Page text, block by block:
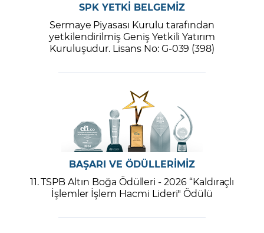
SPK YETKİ BELGEMİZ
Sermaye Piyasası Kurulu tarafından
yetkilendirilmiş Geniş Yetkili Yatırım
Kuruluşudur. Lisans No: G-039 (398)
BAŞARI VE ÖDÜLLERİMİZ
11. TSPB Altın Boğa Ödülleri - 2026 “Kaldıraçlı
İşlemler İşlem Hacmi Lideri" Ödülü